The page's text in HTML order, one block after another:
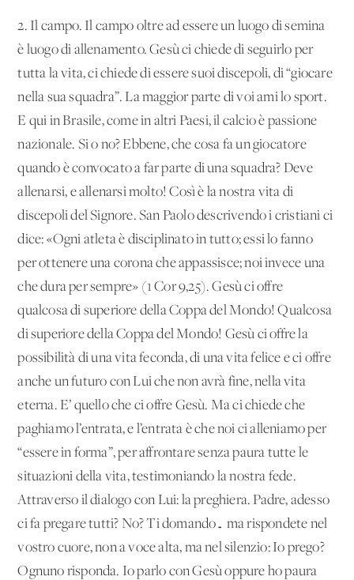
2. Il campo. Il campo oltre ad essere un luogo di semina
è luogo di allenamento. Gesù ci chiede di seguirlo per
tutta la vita, ci chiede di essere suoi discepoli, di “giocare
nella sua squadra”. La maggior parte di voi ami lo sport.
E qui in Brasile, come in altri Paesi, il calcio è passione
nazionale. Si o no? Ebbene, che cosa fa un giocatore
quando è convocato a far parte di una squadra? Deve
allenarsi, e allenarsi molto! Così è la nostra vita di
discepoli del Signore. San Paolo descrivendo i cristiani ci
dice: «Ogni atleta è disciplinato in tutto; essi lo fanno
per ottenere una corona che appassisce; noi invece una
che dura per sempre» (1 Cor 9,25). Gesù ci offre
qualcosa di superiore della Coppa del Mondo! Qualcosa
di superiore della Coppa del Mondo! Gesù ci offre la
possibilità di una vita feconda, di una vita felice e ci offre
anche un futuro con Lui che non avrà fine, nella vita
eterna. E’ quello che ci offre Gesù. Ma ci chiede che
paghiamo l’entrata, e l’entrata è che noi ci alleniamo per
“essere in forma”, per affrontare senza paura tutte le
situazioni della vita, testimoniando la nostra fede.
Attraverso il dialogo con Lui: la preghiera. Padre, adesso
ci fa pregare tutti? No? Ti domando… ma rispondete nel
vostro cuore, non a voce alta, ma nel silenzio: Io prego?
Ognuno risponda. Io parlo con Gesù oppure ho paura